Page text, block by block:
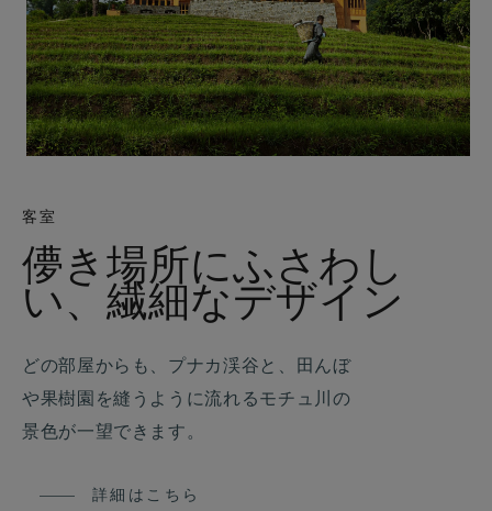
客室
儚き場所にふさわし
い、繊細なデザイン
どの部屋からも、プナカ渓谷と、田んぼ
や果樹園を縫うように流れるモチュ川の
景色が一望できます。
詳細はこちら